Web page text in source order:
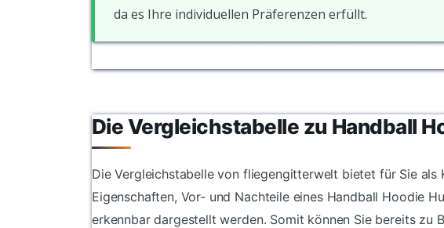
da es Ihre individuellen Präferenzen erfüllt.
Die Vergleichstabelle zu Handball
Die Vergleichstabelle von fliegengitterwelt bietet für Sie als
Eigenschaften, Vor- und Nachteile eines Handball Hoodie
erkennbar dargestellt werden. Somit können Sie bereits zu